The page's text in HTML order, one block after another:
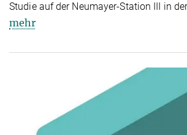
Studie auf der Neumayer-Station III in
mehr